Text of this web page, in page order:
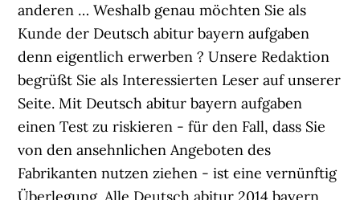
anderen … Weshalb genau möchten Sie als
Kunde der Deutsch abitur bayern aufgaben
denn eigentlich erwerben ? Unsere Redaktion
begrüßt Sie als Interessierten Leser auf unserer
Seite. Mit Deutsch abitur bayern aufgaben
einen Test zu riskieren - für den Fall, dass Sie
von den ansehnlichen Angeboten des
Fabrikanten nutzen ziehen - ist eine vernünftig